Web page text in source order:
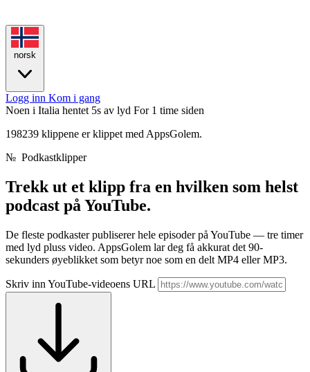
norsk
Logg inn Kom i gang
Noen i Italia hentet 5s av lyd For 1 time siden
198239 klippene er klippet med AppsGolem.
№ Podkastklipper
Trekk ut et klipp fra en hvilken som helst
podcast på YouTube.
De fleste podkaster publiserer hele episoder på YouTube — tre timer
med lyd pluss video. AppsGolem lar deg få akkurat det 90-
sekunders øyeblikket som betyr noe som en delt MP4 eller MP3.
Skriv inn YouTube-videoens URL